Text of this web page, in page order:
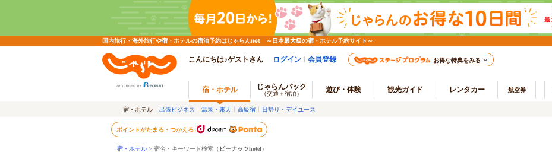
国内旅行・海外旅行や宿・ホテルの宿泊予約はじゃらんnet ～日本最大級の宿・ホテル予約サイト～
こんにちは♪ゲストさん ログイン 会員登録 お得な特典をみる
宿・ホテル じゃらんパック
（交通＋宿泊） 遊び・体験 観光ガイド レンタカー 航空券
宿・ホテル 出張ビジネス 温泉・露天 高級宿 日帰り・デイユース
ポイントがたまる・つかえる
宿・ホテル > 宿名・キーワード検索（ ピーナッツhotel）